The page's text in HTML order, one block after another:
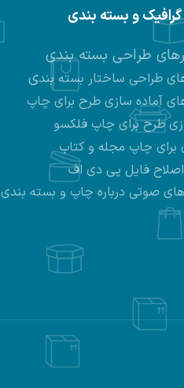
و بسته بندی
طراحی بسته بندی
طراحی ساختار بسته بندی
آماده سازی طرح برای چاپ
طرح برای چاپ فلکسو
برای چاپ مجله و کتاب
فایل پی دی اف
صوتی درباره چاپ و بسته بندی